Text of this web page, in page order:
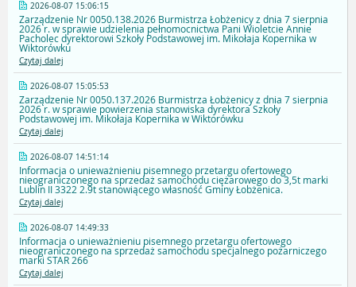
2026-08-07 15:06:15
Zarządzenie Nr 0050.138.2026 Burmistrza Łobżenicy z dnia 7 sierpnia
2026 r. w sprawie udzielenia pełnomocnictwa Pani Wioletcie Annie
Pacholec dyrektorowi Szkoły Podstawowej im. Mikołaja Kopernika w
Wiktorówku
Czytaj dalej
2026-08-07 15:05:53
Zarządzenie Nr 0050.137.2026 Burmistrza Łobżenicy z dnia 7 sierpnia
2026 r. w sprawie powierzenia stanowiska dyrektora Szkoły
Podstawowej im. Mikołaja Kopernika w Wiktorówku
Czytaj dalej
2026-08-07 14:51:14
Informacja o unieważnieniu pisemnego przetargu ofertowego
nieograniczonego na sprzedaż samochodu ciężarowego do 3,5t marki
Lublin II 3322 2.9t stanowiącego własność Gminy Łobżenica.
Czytaj dalej
2026-08-07 14:49:33
Informacja o unieważnieniu pisemnego przetargu ofertowego
nieograniczonego na sprzedaż samochodu specjalnego pożarniczego
marki STAR 266
Czytaj dalej